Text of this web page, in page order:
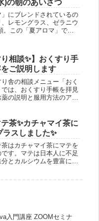
ん。この点はご理解の
ください。
)の朝のあいさつ
」にブレンドされているの
レモングラス、ゼラニウ
。この「夏アロマ」でバ
虫よけスプレーのワークシ
きます！ご連絡ください♪
り相談✨】おくすり手
ご説明します
舎の相談メニュー「おく
は、おくすり手帳を拝見
の説明と服用方法のアド
医師の処方を変更するもの
せん。この点はご理解の
ださい。
茶✨カチャマイ茶に
ラスしました✨
はカチャマイ茶にマテを
す。マテは日本人に不足
とカルシウムを豊富に含
入門講座 ZOOMセミナ